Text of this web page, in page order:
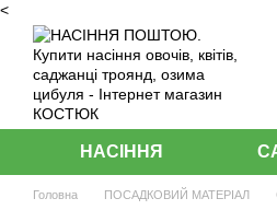
<
Перейти до основного контенту
НАСІННЯ
Головна ПОСАДКОВИЙ МАТЕРІАЛ